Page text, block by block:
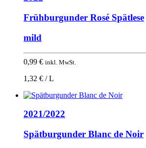
Frühburgunder Rosé Spätlese
mild
0,99 € inkl. MwSt.
1,32 € / L
2021/2022
Spätburgunder Blanc de Noir